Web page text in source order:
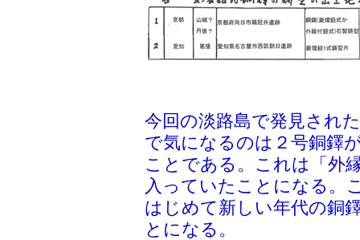
今回の淡路島で発見され
で気になるのは２号銅鐸
ことである。これは「外
入っていたことになる。
はじめて新しい年代の銅
とになる。